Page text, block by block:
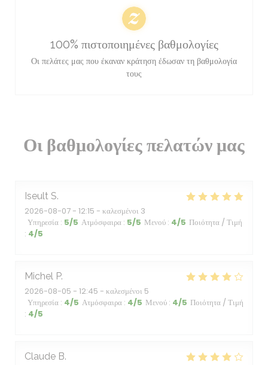
Οι βαθμολογίες πελατών μας
Iseult S
2026-08-07 - 12:15 - καλεσμένοι 3
Υπηρεσία : 5/5 Ατμόσφαιρα : 5/5 Μενού : 4/5 Ποιότητα / Τιμή
: 4/5
Michel P
2026-08-05 - 12:45 - καλεσμένοι 5
Υπηρεσία : 4/5 Ατμόσφαιρα : 4/5 Μενού : 4/5 Ποιότητα / Τιμή
: 4/5
Claude B
100% πιστοποιημένες βαθμολογίες
Οι πελάτες μας που έκαναν κράτηση έδωσαν τη βαθμολογία
τους